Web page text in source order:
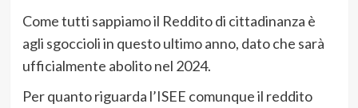
Come tutti sappiamo il Reddito di cittadinanza è
agli sgoccioli in questo ultimo anno, dato che sarà
ufficialmente abolito nel 2024.
Per quanto riguarda l’ISEE comunque il reddito